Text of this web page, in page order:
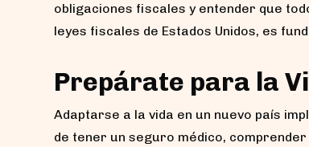
obligaciones fiscales y entender que
leyes fiscales de Estados Unidos, es
Prepárate para la
Adaptarse a la vida en un nuevo país
de tener un seguro médico,